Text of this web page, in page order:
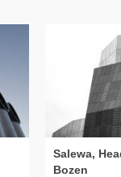
Salewa,
Bozen